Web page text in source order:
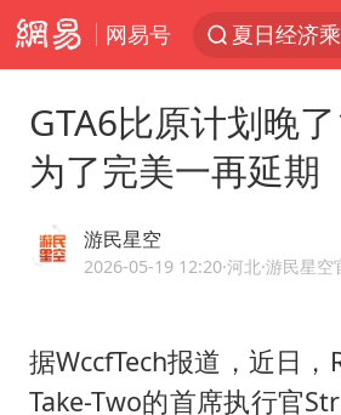
网易号
GTA6比原计划晚了
为了完美一再延期
游民星空
2026-05-19 12:20·河北·游民星
据WccfTech报道，近日，
Take-Two的首席执行官